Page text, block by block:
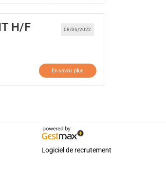
08/06/2022
H/F(Nouvelle fenêtre)
En savoir plus
Logiciel de recrutement